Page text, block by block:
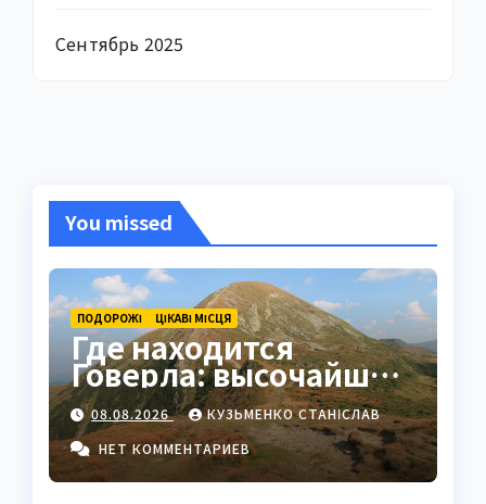
Сентябрь 2025
You missed
ПОДОРОЖІ ЦІКАВІ МІСЦЯ
Где находится
Говерла: высочайшая
вершина Украины в
сердце Карпат
08.08.2026
КУЗЬМЕНКО СТАНІСЛАВ
НЕТ КОММЕНТАРИЕВ